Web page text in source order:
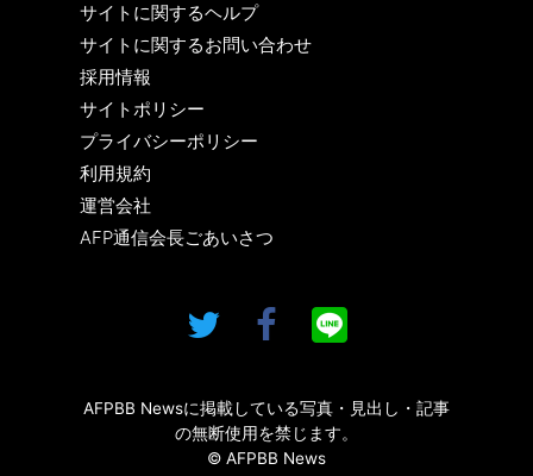
サイトに関するヘルプ
サイトに関するお問い合わせ
採用情報
サイトポリシー
プライバシーポリシー
利用規約
運営会社
AFP通信会長ごあいさつ
AFPBB Newsに掲載している写真・見出し・記事
の無断使用を禁じます。
© AFPBB News